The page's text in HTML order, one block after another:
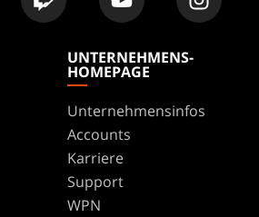
UNTERNEHMENS-
HOMEPAGE
Unternehmensinfos
Accounts
Karriere
Support
WPN